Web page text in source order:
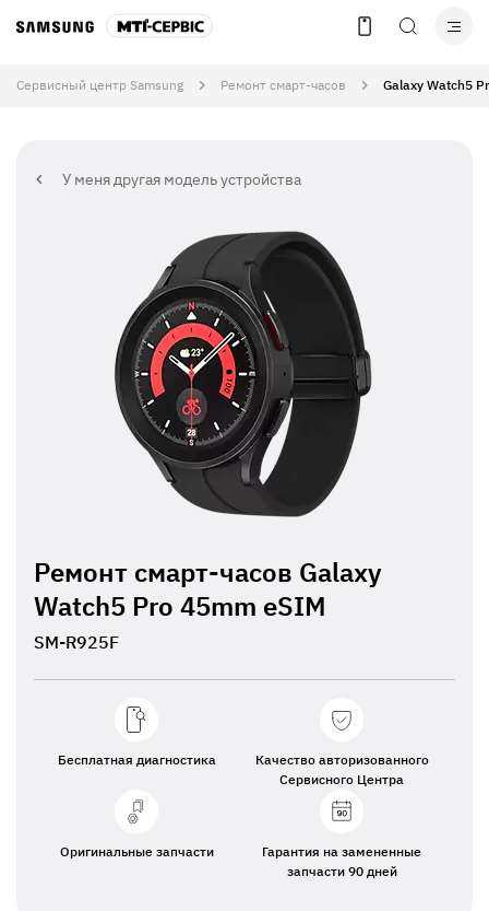
Сервисный центр Samsung Ремонт смарт-часов Galaxy Watch5
У меня другая модель устройства
Ремонт смарт-часов Galaxy
Watch5 Pro 45mm eSIM
SM-R925F
Бесплатная диагностика
Качество авторизованного
Сервисного Центра
Оригинальные запчасти
Гарантия на замененные
запчасти 90 дней